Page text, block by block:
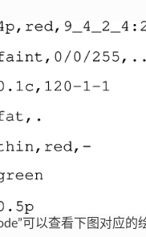
可以查看下图对应的